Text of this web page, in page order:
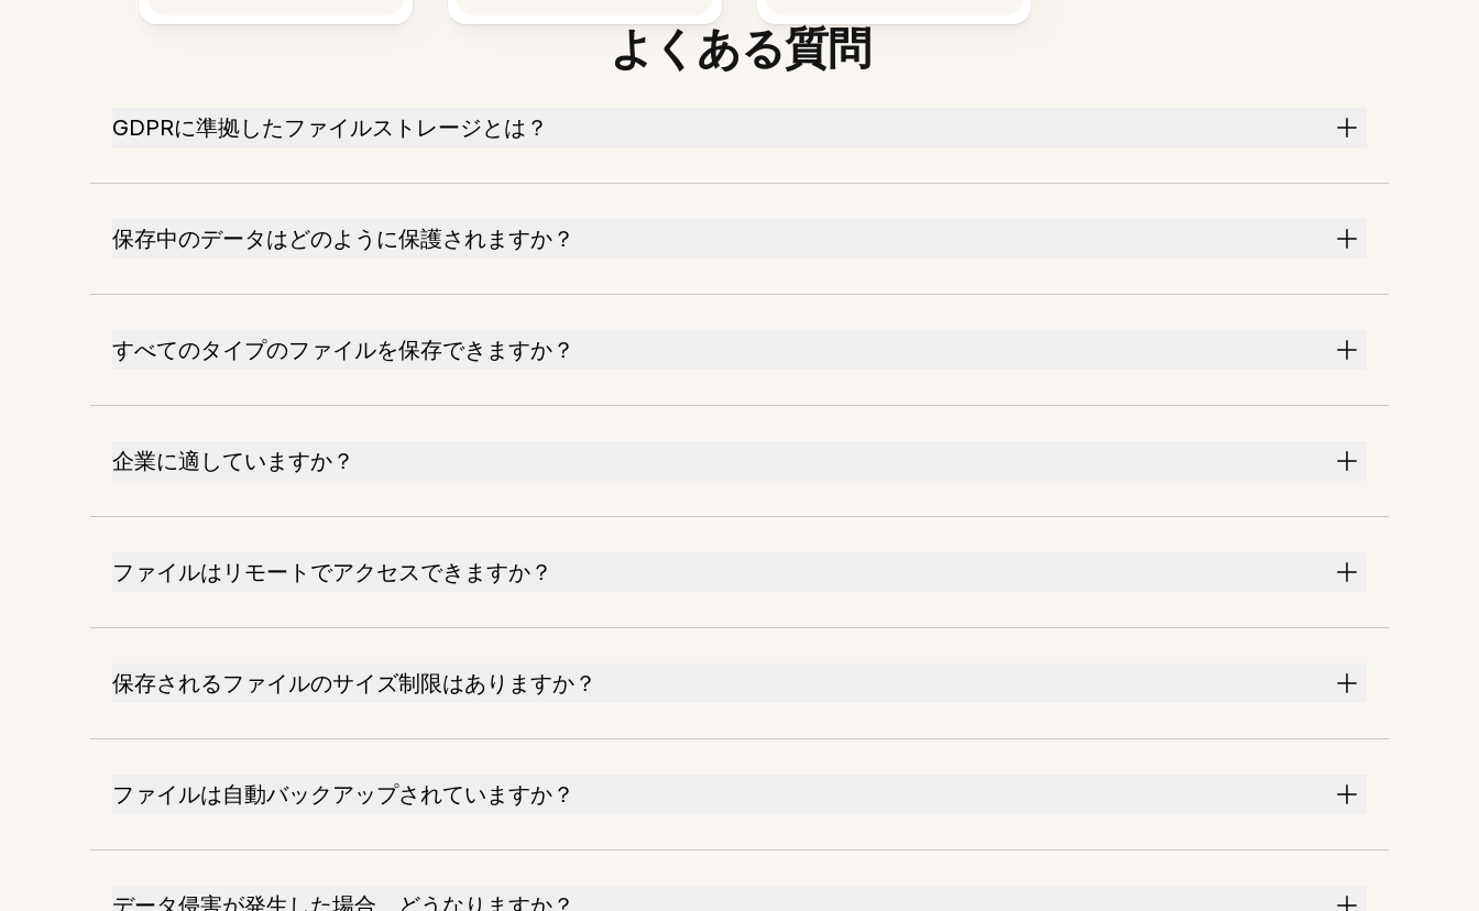
よくある質問
GDPRに準拠したファイルストレージとは？
保存中のデータはどのように保護されますか？
すべてのタイプのファイルを保存できますか？
企業に適していますか？
ファイルはリモートでアクセスできますか？
保存されるファイルのサイズ制限はありますか？
ファイルは自動バックアップされていますか？
データ侵害が発生した場合、どうなりますか？